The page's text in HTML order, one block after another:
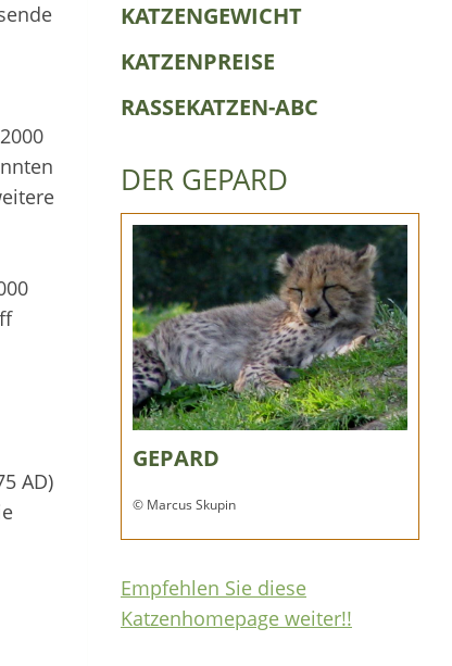
AD)
KATZENGEWICHT
KATZENPREISE
RASSEKATZEN-ABC
DER GEPARD
GEPARD
© Marcus Skupin
Empfehlen Sie diese
Katzenhomepage weiter!!